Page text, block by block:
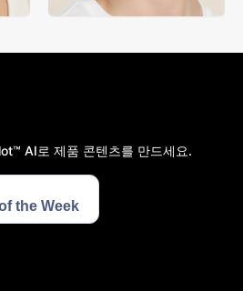
AI로 제품 콘텐츠를 만드세요.